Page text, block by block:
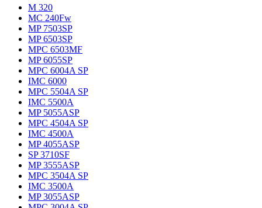
M 320
MC 240Fw
MP 7503SP
MP 6503SP
MPC 6503MF
MP 6055SP
MPC 6004A SP
IMC 6000
MPC 5504A SP
IMC 5500A
MP 5055ASP
MPC 4504A SP
IMC 4500A
MP 4055ASP
SP 3710SF
MP 3555ASP
MPC 3504A SP
IMC 3500A
MP 3055ASP